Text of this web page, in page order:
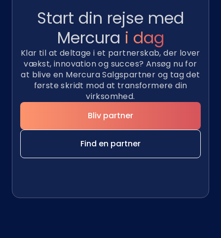
Start din rejse med
Mercura i dag
Klar til at deltage i et partnerskab, der lover
vækst, innovation og succes? Ansøg nu for
at blive en Mercura Salgspartner og tag det
første skridt mod at transformere din
virksomhed.
Bliv partner
Find en partner